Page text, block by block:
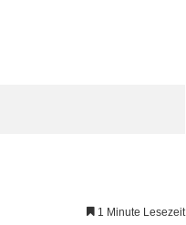
1 Minute Lesezeit